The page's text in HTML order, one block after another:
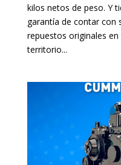
kilos netos de peso. Y
garantía de contar con
repuestos originales
territorio...